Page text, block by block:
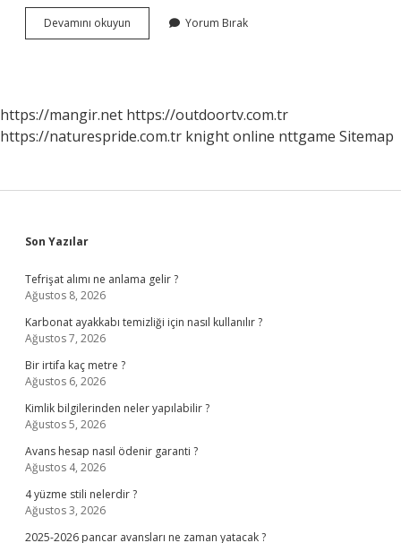
Devamını okuyun Pürtelaş
Nasıl
Yorum Bırak
https://mangir.net https://outdoortv.com.tr
https://naturespride.com.tr knight online nttgame Sitemap
Sidebar
Son Yazılar
Tefrişat alımı ne anlama gelir ?
Ağustos 8, 2026
Karbonat ayakkabı temizliği için nasıl kullanılır ?
Ağustos 7, 2026
Bir irtifa kaç metre ?
Ağustos 6, 2026
Kimlik bilgilerinden neler yapılabilir ?
Ağustos 5, 2026
Avans hesap nasıl ödenir garanti ?
Ağustos 4, 2026
4 yüzme stili nelerdir ?
Ağustos 3, 2026
2025-2026 pancar avansları ne zaman yatacak ?